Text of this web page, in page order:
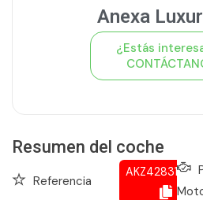
Resumen del coche
Referencia
Anexa
¿Estás